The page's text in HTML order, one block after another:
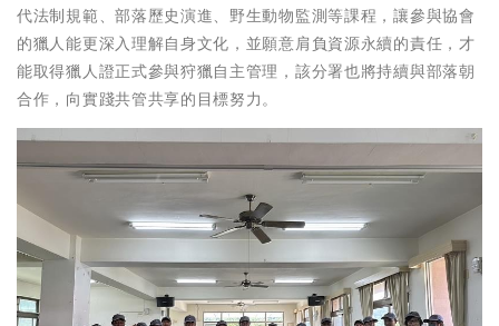
代法制規範、部落歷史演進、野生動物監測等課程，讓參與協會
的獵人能更深入理解自身文化，並願意肩負資源永續的責任，才
能取得獵人證正式參與狩獵自主管理，該分署也將持續與部落朝
合作，向實踐共管共享的目標努力。